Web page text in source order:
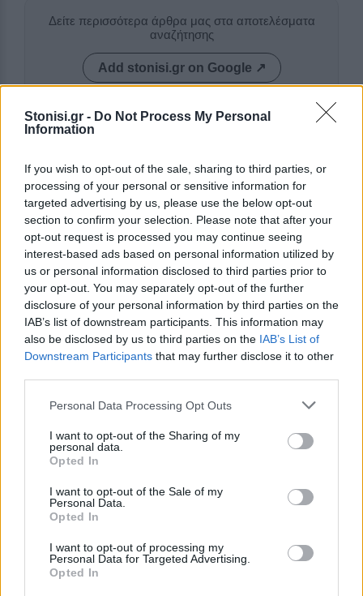
Stonisi.gr - Do Not Process My Personal
Information
If you wish to opt-out of the sale, sharing to third parties, or
processing of your personal or sensitive information for
targeted advertising by us, please use the below opt-out
section to confirm your selection. Please note that after your
opt-out request is processed you may continue seeing
interest-based ads based on personal information utilized by
us or personal information disclosed to third parties prior to
your opt-out. You may separately opt-out of the further
disclosure of your personal information by third parties on the
IAB’s list of downstream participants. This information may
also be disclosed by us to third parties on the IAB’s List of
Downstream Participants that may further disclose it to other
Personal Data Processing Opt Outs
I want to opt-out of the Sharing of my
personal data.
Opted In
I want to opt-out of the Sale of my
Personal Data.
Opted In
I want to opt-out of processing my
Personal Data for Targeted Advertising.
Opted In
Δείτε περισσότερα άρθρα μας στα αποτελέσματα
αναζήτησης
Add stonisi.gr on Google ↗
ΧΩΡΙΑ
Η Αντισσα έγινε μια μεγάλη
χορευτική αγκαλιά
Ο «Τέρπανδρος» Άντισσας και το
Χορευτικό Τμήμα του
Χριστιανικού Κέντρου Νεότητος
αντάμωσαν σε μια ξεχωριστή
γιορτή
ΧΩΡΙΑ
Το Ίππειος μοσχοβολά σύκο από
νωρίς φέτος
τα δέντρα είναι φορτωμένα και η
πλούσια παραγωγή αναδεικνύει
ξανά ένα προϊόν δεμένο με την
γεύσεις του χωριού
Βόλτα στην Κουρνέλα!
Ένας από τους αγαπημένους
προορισμούς για τους λάτρεις της
γνωρίσουν το νησί από
περιπατητικές διαδρομές